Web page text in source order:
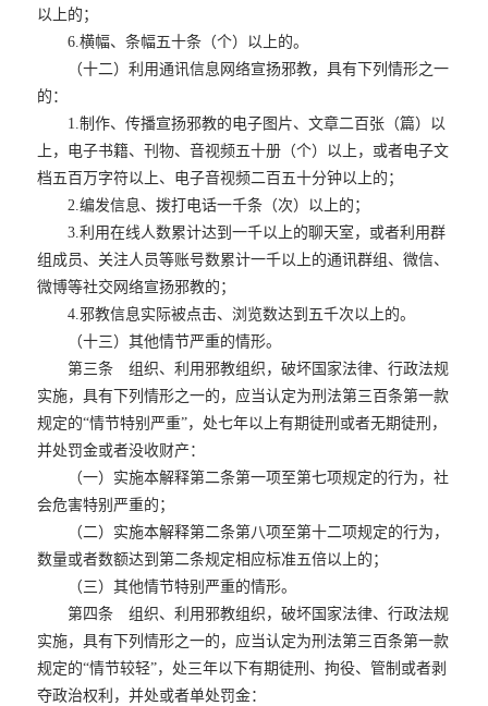
以上的；
6.横幅、条幅五十条（个）以上的。
（十二）利用通讯信息网络宣扬邪教，具有下列情形之一
的：
1.制作、传播宣扬邪教的电子图片、文章二百张（篇）以
上，电子书籍、刊物、音视频五十册（个）以上，或者电子文
档五百万字符以上、电子音视频二百五十分钟以上的；
2.编发信息、拨打电话一千条（次）以上的；
3.利用在线人数累计达到一千以上的聊天室，或者利用群
组成员、关注人员等账号数累计一千以上的通讯群组、微信、
微博等社交网络宣扬邪教的；
4.邪教信息实际被点击、浏览数达到五千次以上的。
（十三）其他情节严重的情形。
第三条 组织、利用邪教组织，破坏国家法律、行政法规
实施，具有下列情形之一的，应当认定为刑法第三百条第一款
规定的“情节特别严重”，处七年以上有期徒刑或者无期徒刑，
并处罚金或者没收财产：
（一）实施本解释第二条第一项至第七项规定的行为，社
会危害特别严重的；
（二）实施本解释第二条第八项至第十二项规定的行为，
数量或者数额达到第二条规定相应标准五倍以上的；
（三）其他情节特别严重的情形。
第四条 组织、利用邪教组织，破坏国家法律、行政法规
实施，具有下列情形之一的，应当认定为刑法第三百条第一款
规定的“情节较轻”，处三年以下有期徒刑、拘役、管制或者剥
夺政治权利，并处或者单处罚金：